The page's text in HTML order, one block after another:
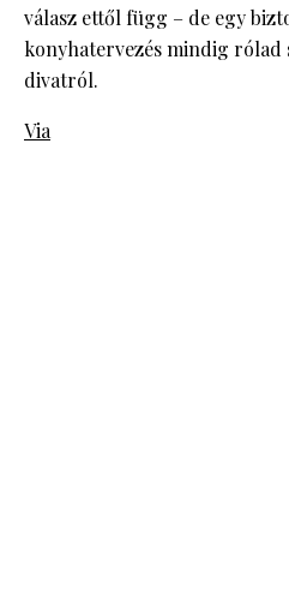
válasz ettől függ – de egy
konyhatervezés mindig rólad
divatról.
Via